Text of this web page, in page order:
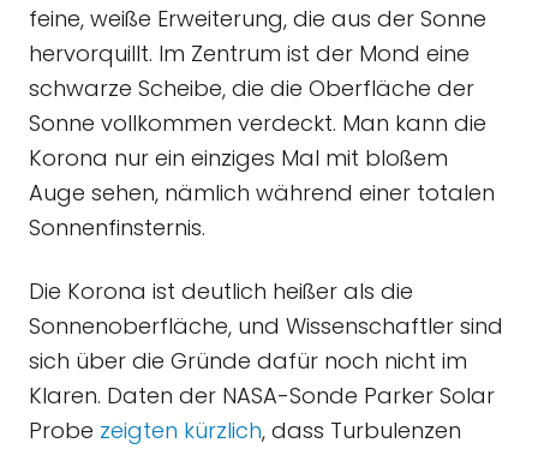
feine, weiße Erweiterung, die aus der Sonne
hervorquillt. Im Zentrum ist der Mond eine
schwarze Scheibe, die die Oberfläche der
Sonne vollkommen verdeckt. Man kann die
Korona nur ein einziges Mal mit bloßem
Auge sehen, nämlich während einer totalen
Sonnenfinsternis.
Die Korona ist deutlich heißer als die
Sonnenoberfläche, und Wissenschaftler sind
sich über die Gründe dafür noch nicht im
Klaren. Daten der NASA-Sonde Parker Solar
Probe zeigten kürzlich, dass Turbulenzen